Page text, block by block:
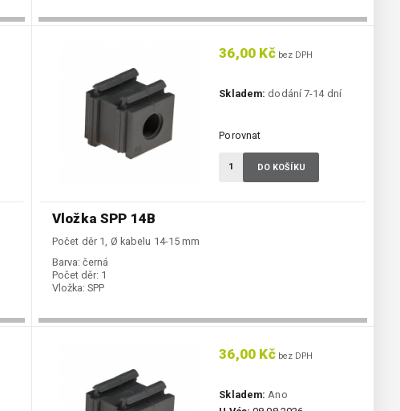
Vložka SPP 14B
Počet děr 1, Ø kabelu 14-15 mm
Barva: černá
Počet děr: 1
Vložka: SPP
36,00 Kčbez DPH
Skladem: dodání 7-14 dní
Porovnat
DO KOŠÍKU
36,00 Kčbez DPH
Skladem: Ano